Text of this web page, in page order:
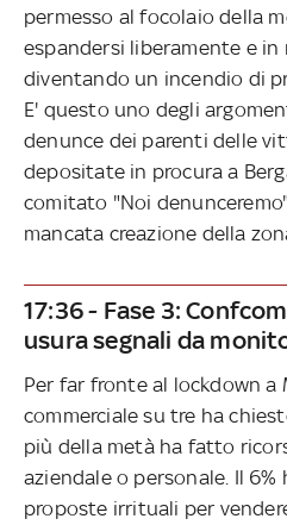
permesso al focolaio della
espandersi liberamente e
diventando un incendio di
E' questo uno degli
denunce dei parenti delle
depositate in procura a
comitato "Noi
mancata creazione della
17:36 - Fase 3:
usura segnali da
Per far fronte al lockdown
commerciale su tre ha
più della metà ha fatto
aziendale o personale. Il
proposte irrituali per